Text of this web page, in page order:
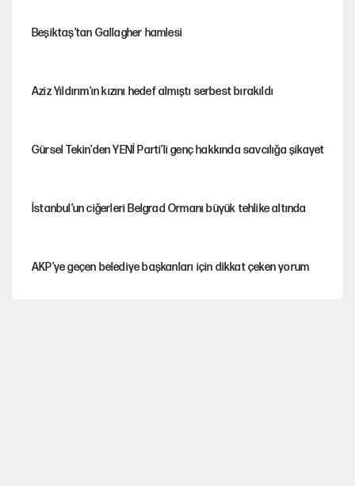
Beşiktaş’tan Gallagher hamlesi
Aziz Yıldırım'ın kızını hedef almıştı serbest bırakıldı
Gürsel Tekin'den YENİ Parti’li genç hakkında savcılığa şikayet
İstanbul’un ciğerleri Belgrad Ormanı büyük tehlike altında
AKP’ye geçen belediye başkanları için dikkat çeken yorum